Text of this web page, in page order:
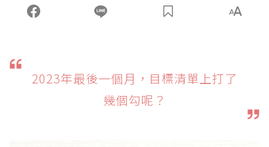
2023年最後一個月，目標清單上打了
幾個勾呢？